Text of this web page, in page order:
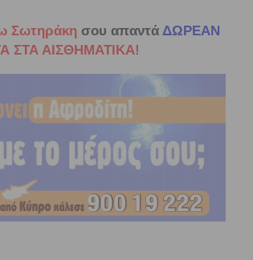
Σωτηράκησου απαντά ΔΩΡΕΑΝ
ΣΤΑ ΑΙΣΘΗΜΑΤΙΚΑ!